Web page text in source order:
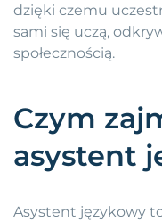
dzięki czemu
sami się uczą,
społecznością.
Czym
asystent
Asystent językowy